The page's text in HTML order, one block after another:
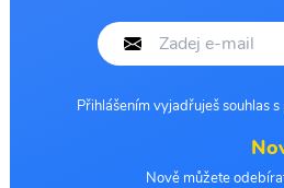
Přihlášením vyjadřuješ souhlas
Nově můžete